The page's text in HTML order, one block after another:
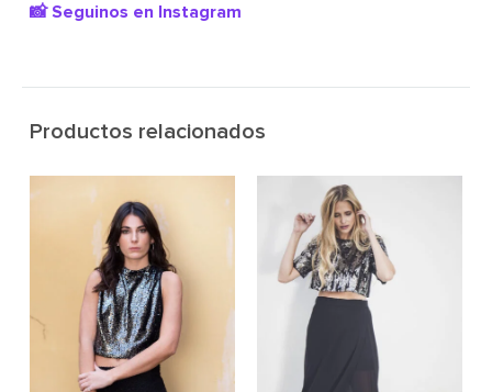
📸 Seguinos en Instagram
Productos relacionados